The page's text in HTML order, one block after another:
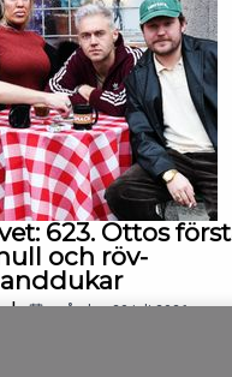
623. Ottos
och röv-
| måndag 20 juli 2026